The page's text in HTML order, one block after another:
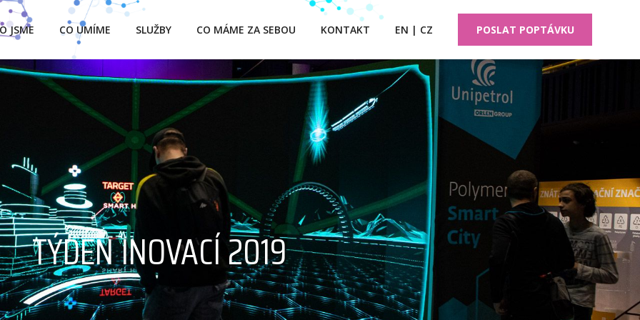
JSME CO UMÍME SLUŽBY CO MÁME ZA SEBOU KONTAKT EN | CZ POSLAT POPTÁVKU
TÝDEN INOVACÍ 2019